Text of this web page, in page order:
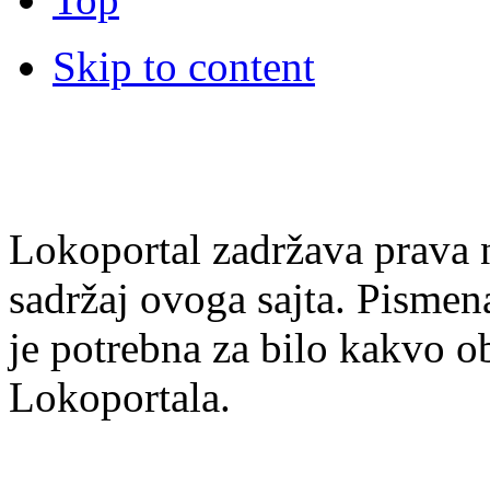
Skip to content
Lokoportal zadržava
sadržaj ovoga sajta.
je potrebna za bilo kakvo
Lokoportala.